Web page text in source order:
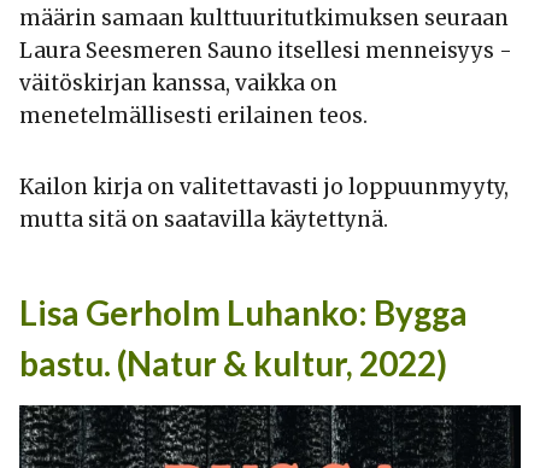
määrin samaan kulttuuritutkimuksen seuraan
Laura Seesmeren Sauno itsellesi menneisyys -
väitöskirjan kanssa, vaikka on
menetelmällisesti erilainen teos.
Kailon kirja on valitettavasti jo loppuunmyyty,
mutta sitä on saatavilla käytettynä.
Lisa Gerholm Luhanko: Bygga
bastu. (Natur & kultur, 2022)